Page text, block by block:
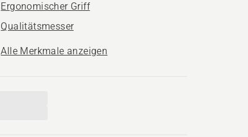
Ergonomischer Griff
Qualitätsmesser
Alle Merkmale anzeigen